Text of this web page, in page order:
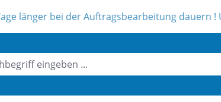
bei der Auftragsbearbeitung dauern ! Unser